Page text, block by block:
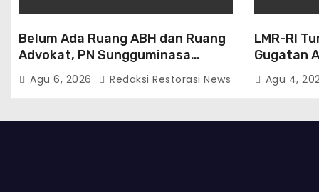
Belum Ada Ruang ABH dan Ruang
Advokat, PN Sungguminasa
Diminta Benahi Pelayanan Publik
Agu 6, 2026 Redaksi Restorasi News
LMR-RI
Gugatan
Agu 4,